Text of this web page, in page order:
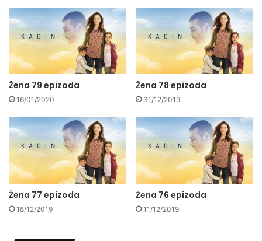
Žena 79 epizoda
16/01/2020
Žena 78 epizoda
31/12/2019
Žena 77 epizoda
18/12/2019
Žena 76 epizoda
11/12/2019